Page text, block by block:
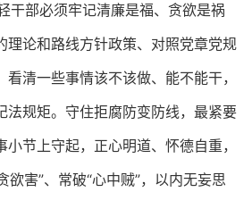
部必须牢记清廉是福、贪欲是祸
理论和路线方针政策、对照党章党规
清一些事情该不该做、能不能干，
法规矩。守住拒腐防变防线，最紧要
节上守起，正心明道、怀德自重，
欲害”、常破“心中贼”，以内无妄思